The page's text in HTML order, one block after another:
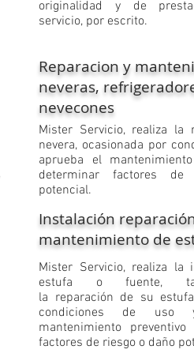
originalidad y de
servicio, por escrito.
Reparacion y
neveras,
nevecones
​Mister Servicio, realiza la
nevera, ocasionada por
aprueba el
determinar factores
potencial.
Instalación
mantenimiento de
​Mister Servicio, realiza la
estufa o fuente,
la reparación de su
condiciones de uso
mantenimiento
factores de riesgo o daño